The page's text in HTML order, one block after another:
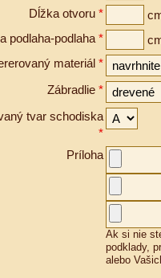
Dĺžka otvoru *
podlaha-podlaha *
materiál *
Zábradlie *
tvar schodiska
*
Príloha
Ak si nie
podklady,
alebo